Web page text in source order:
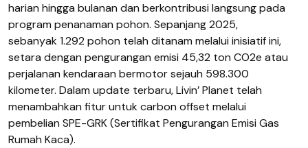
harian hingga bulanan dan berkontribusi langsung pada
program penanaman pohon. Sepanjang 2025,
sebanyak 1.292 pohon telah ditanam melalui inisiatif ini,
setara dengan pengurangan emisi 45,32 ton CO2e atau
perjalanan kendaraan bermotor sejauh 598.300
kilometer. Dalam update terbaru, Livin’ Planet telah
menambahkan fitur untuk carbon offset melalui
pembelian SPE-GRK (Sertifikat Pengurangan Emisi Gas
Rumah Kaca).